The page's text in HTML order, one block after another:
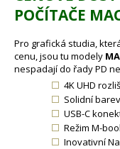
POČÍTAČE
Pro grafická studia,
cenu, jsou tu modely
nespadají do řady PD
4K UHD
Solidní
USB-C
Režim M-
Inovativní